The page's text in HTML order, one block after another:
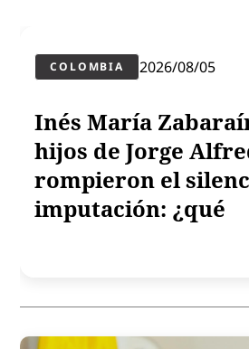
COLOMBIA 2026/08/05
Inés María
hijos de Jorge
rompieron el
imputación: ¿qué